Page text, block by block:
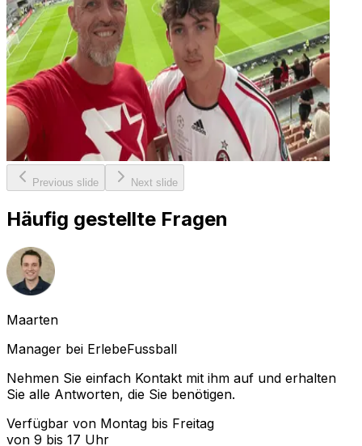
Previous slide Next slide
Häufig gestellte Fragen
Maarten
Manager bei ErlebeFussball
Nehmen Sie einfach Kontakt mit ihm auf und erhalten
Sie alle Antworten, die Sie benötigen.
Verfügbar von Montag bis Freitag
von 9 bis 17 Uhr